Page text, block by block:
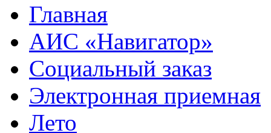
Главная
АИС «Навигатор»
Социальный заказ
Электронная приемная
Лето